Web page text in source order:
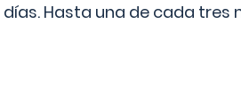
Hasta una de cada